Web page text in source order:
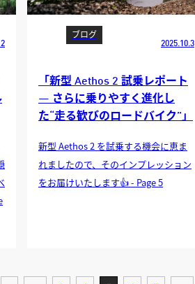
ブログ
2025.10.3
「新型 Aethos 2 試乗レポート
― さらに乗りやすく進化し
た“走る歓びのロードバイク”」
新型 Aethos 2 を試乗する機会に恵ま
れましたので、そのインプレッション
をお届けいたします👍 - Page 5